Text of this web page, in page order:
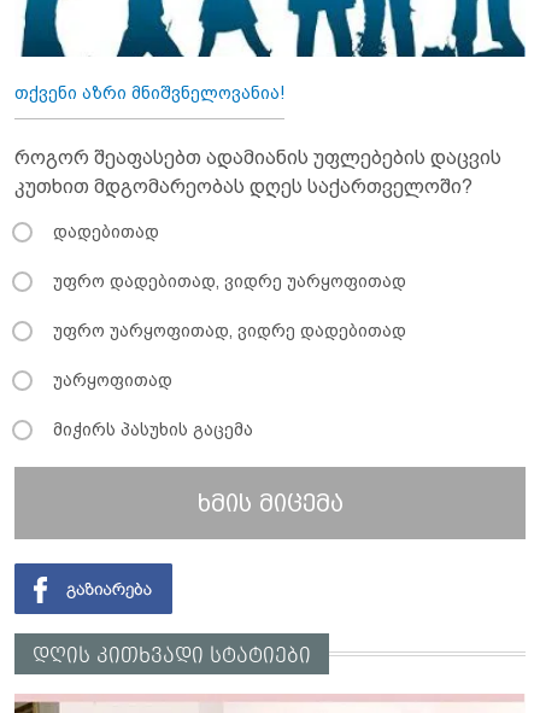
თქვენი აზრი მნიშვნელოვანია!
როგორ შეაფასებთ ადამიანის უფლებების დაცვის
კუთხით მდგომარეობას დღეს საქართველოში?
დადებითად
უფრო დადებითად, ვიდრე უარყოფითად
უფრო უარყოფითად, ვიდრე დადებითად
უარყოფითად
მიჭირს პასუხის გაცემა
ხმის მიცემა
დღის კითხვადი სტატიები